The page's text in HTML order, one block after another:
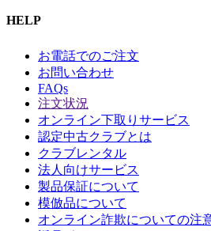
HELP
お電話でのご注文
お問い合わせ
FAQs
注文状況
オンライン下取りサービス
認定中古クラブとは
クラブレンタル
法人向けサービス
製品保証について
模倣品について
オンライン詐欺についての注